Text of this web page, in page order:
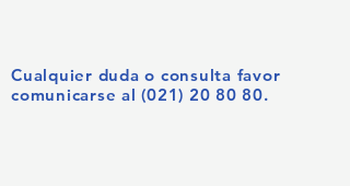
Cualquier duda o consulta favor
comunicarse al(021) 20 80 80.